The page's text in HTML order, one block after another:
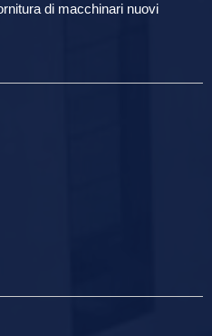
di macchinari nuovi